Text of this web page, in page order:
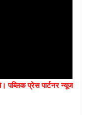
पब्लिक प्रेस पार्टनर न्यूज